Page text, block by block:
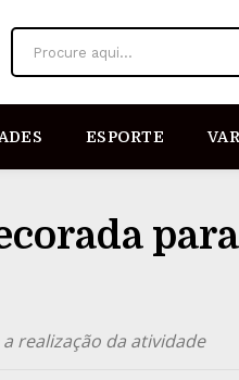
Procure aqui...
ESPORTE
realização da atividade